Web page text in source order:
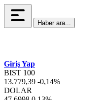
Haber ara...
Giriş Yap
BIST 100
13.779,39 -0,14%
DOLAR